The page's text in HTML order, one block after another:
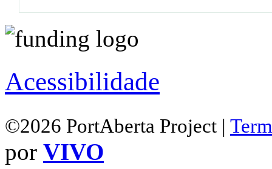
Acessibilidade
©2026 PortAberta Project |
por VIVO